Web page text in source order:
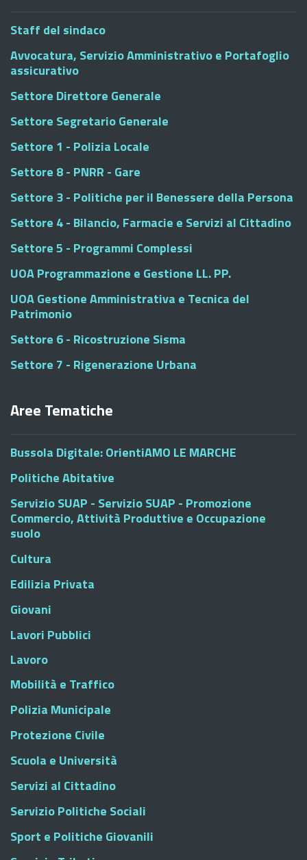
Staff del sindaco
Avvocatura, Servizio Amministrativo e Portafoglio
assicurativo
Settore Direttore Generale
Settore Segretario Generale
Settore 1 - Polizia Locale
Settore 8 - PNRR - Gare
Settore 3 - Politiche per il Benessere della Persona
Settore 4 - Bilancio, Farmacie e Servizi al Cittadino
Settore 5 - Programmi Complessi
UOA Programmazione e Gestione LL. PP.
UOA Gestione Amministrativa e Tecnica del
Patrimonio
Settore 6 - Ricostruzione Sisma
Settore 7 - Rigenerazione Urbana
Aree Tematiche
Bussola Digitale: OrientiAMO LE MARCHE
Politiche Abitative
Servizio SUAP - Servizio SUAP - Promozione
Commercio, Attività Produttive e Occupazione
suolo
Cultura
Edilizia Privata
Giovani
Lavori Pubblici
Lavoro
Mobilità e Traffico
Polizia Municipale
Protezione Civile
Scuola e Università
Servizi al Cittadino
Servizio Politiche Sociali
Sport e Politiche Giovanili